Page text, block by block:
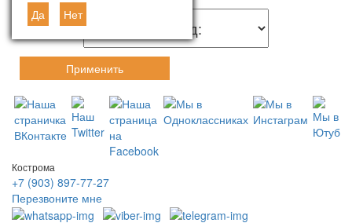
Да
Нет
Применить
Кострома
+7 (903) 897-77-27
Перезвоните мне